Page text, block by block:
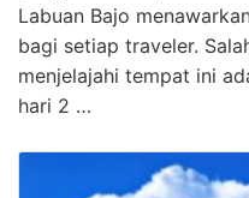
Labuan Bajo
bagi setiap traveler.
menjelajahi tempat ini
hari 2 …